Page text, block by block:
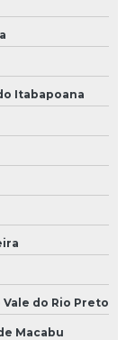
Itabapoana
Vale do Rio Preto
Macabu